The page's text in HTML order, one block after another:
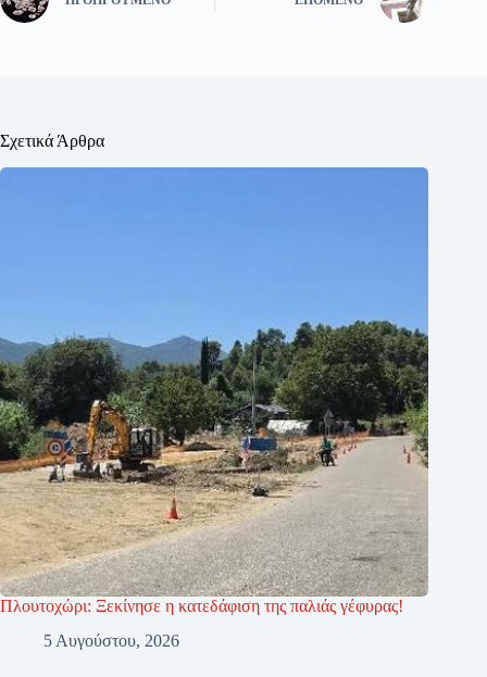
Σχετικά Άρθρα
Πλουτοχώρι: Ξεκίνησε η κατεδάφιση της παλιάς γέφυρας!
5 Αυγούστου, 2026